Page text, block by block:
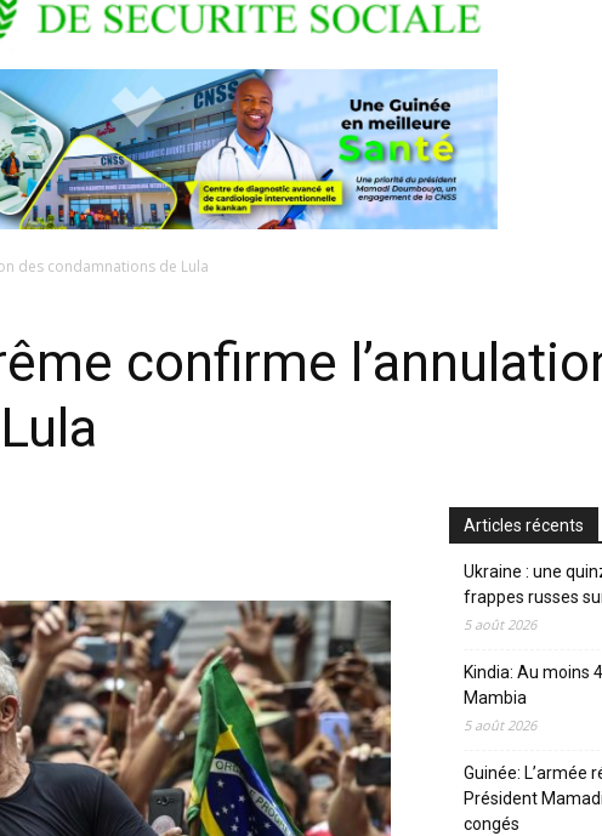
des condamnations de Lula
confirme
Articles récents
Ukraine : une
frappes russes
5 août 2026
Kindia: Au moins
Mambia
5 août 2026
Guinée: L’armée
Président
congés